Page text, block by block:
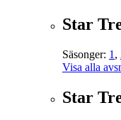
Star
Säsonger: 1 ,
Visa alla
Star